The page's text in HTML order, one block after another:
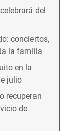
del
conciertos,
la familia
en la
julio
recuperan
de